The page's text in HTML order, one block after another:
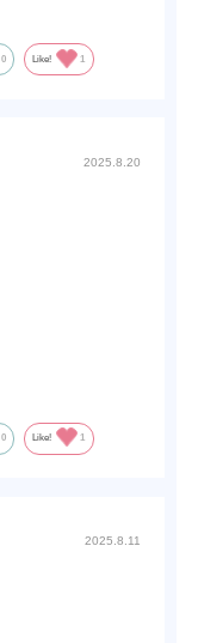
い存在になりまし
お願いいたしま
0 Like! 1
2025.8.20
0 Like! 1
2025.8.11